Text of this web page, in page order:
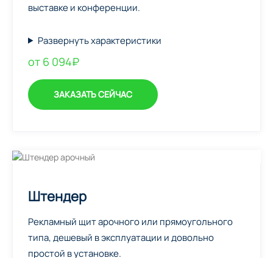
выставке и конференции.
Развернуть характеристики
от 6 094₽
ЗАКАЗАТЬ СЕЙЧАС
Штендер
Рекламный щит арочного или прямоугольного
типа, дешевый в эксплуатации и довольно
простой в установке.